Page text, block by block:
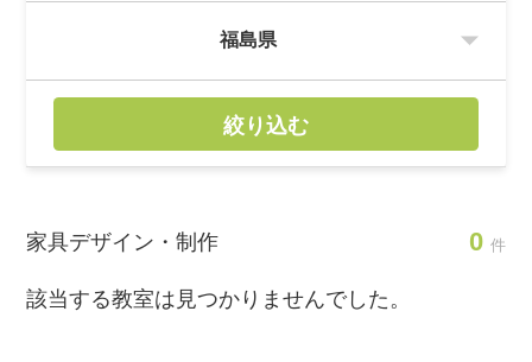
絞り込む
家具デザイン・制作 0 件
該当する教室は見つかりませんでした。